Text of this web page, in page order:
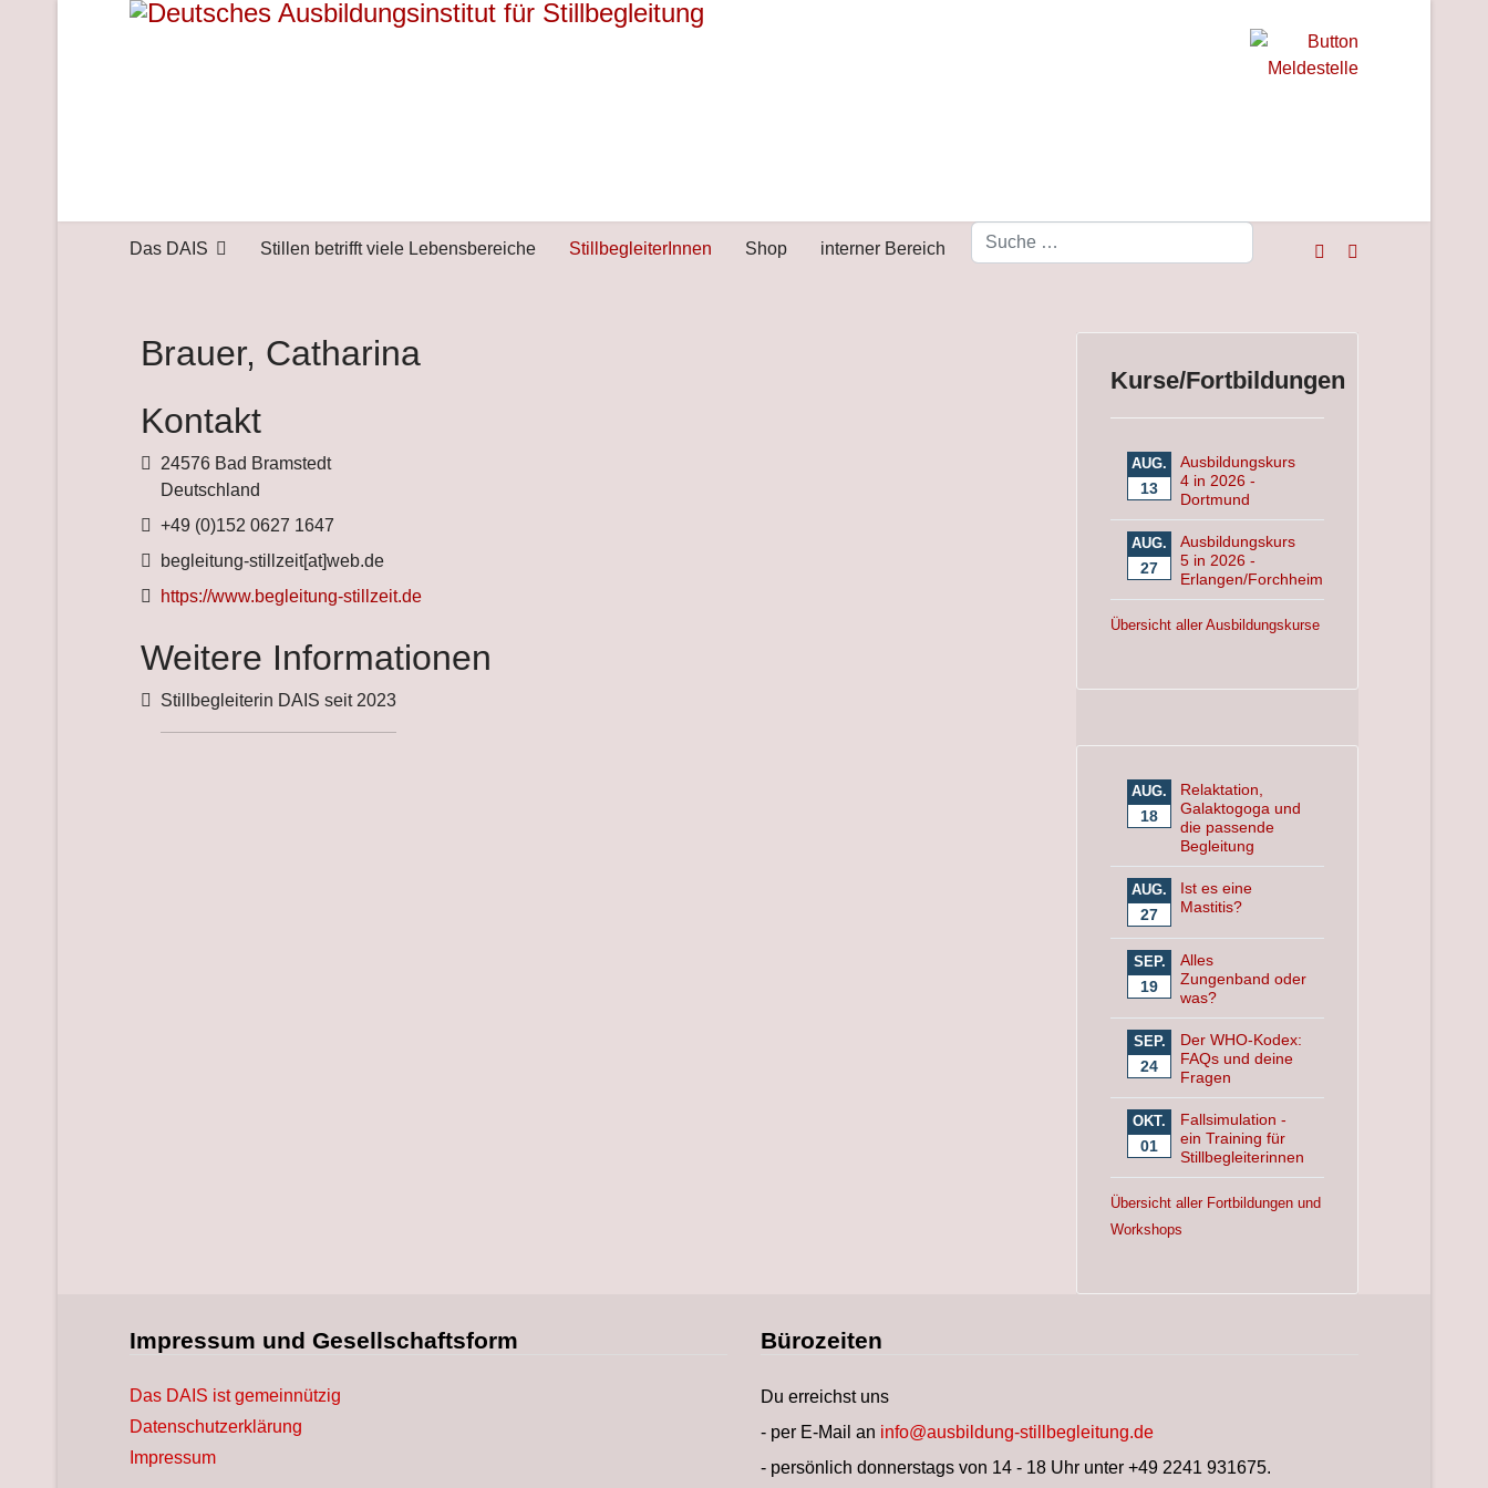
Das DAIS Stillen betrifft viele Lebensbereiche StillbegleiterInnen Shop interner Bereich
Brauer, Catharina
Kontakt
Adresse
24576 Bad Bramstedt
Deutschland
Telefon
+49 (0)152 0627 1647
Fax
begleitung-stillzeit[at]web.de
Website
https://www.begleitung-stillzeit.de
Weitere Informationen
Weitere Informationen
Stillbegleiterin DAIS seit 2023
Kurse/Fortbildungen
AUG.
13
Ausbildungskurs
4 in 2026 -
Dortmund
AUG.
27
Ausbildungskurs
5 in 2026 -
Erlangen/Forchheim
Übersicht aller Ausbildungskurse
AUG.
18
Relaktation,
Galaktogoga und
die passende
Begleitung
AUG.
27
Ist es eine
Mastitis?
SEP.
19
Alles
Zungenband oder
was?
SEP.
24
Der WHO-Kodex:
FAQs und deine
Fragen
OKT.
01
Fallsimulation -
ein Training für
Stillbegleiterinnen
Übersicht aller Fortbildungen und
Workshops
Impressum und Gesellschaftsform
Das DAIS ist gemeinnützig
Datenschutzerklärung
Impressum
Bürozeiten
Du erreichst uns
- per E-Mail an info@ausbildung-stillbegleitung.de
- persönlich donnerstags von 14 - 18 Uhr unter +49 2241 931675.